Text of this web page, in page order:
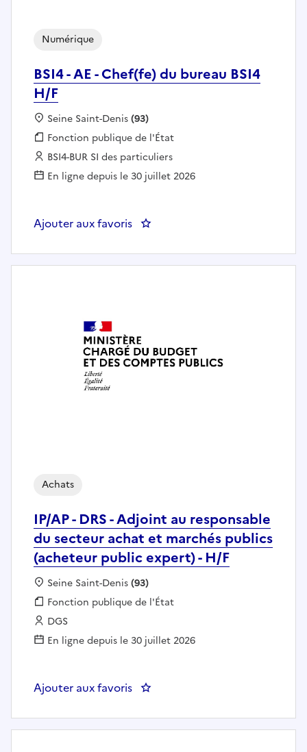
BSI4 - AE - Chef(fe) du bureau BSI4
H/F
Numérique
Localisation :
Seine Saint-Denis(93)
Fonction publique :
Fonction publique de l'État
Employeur :
BSI4-BUR SI des particuliers
En ligne depuis le 30 juillet 2026
Ajouter aux favoris : BSI4 - AE - Chef(fe) du bureau
IP/AP - DRS - Adjoint au responsable
du secteur achat et marchés publics
(acheteur public expert) - H/F
Achats
Localisation :
Seine Saint-Denis(93)
Fonction publique :
Fonction publique de l'État
Employeur :
DGS
En ligne depuis le 30 juillet 2026
Ajouter aux favoris : IP/AP - DRS - Adjoint au